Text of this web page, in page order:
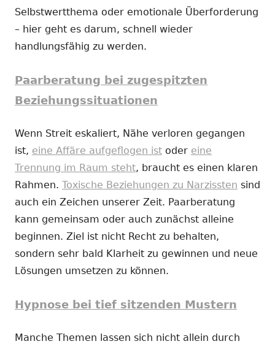
Selbstwertthema oder emotionale Überforderung
– hier geht es darum, schnell wieder
handlungsfähig zu werden.
Paarberatung bei zugespitzten
Beziehungssituationen
Wenn Streit eskaliert, Nähe verloren gegangen
ist, eine Affäre aufgeflogen ist oder eine
Trennung im Raum steht, braucht es einen klaren
Rahmen. Toxische Beziehungen zu Narzissten sind
auch ein Zeichen unserer Zeit. Paarberatung
kann gemeinsam oder auch zunächst alleine
beginnen. Ziel ist nicht Recht zu behalten,
sondern sehr bald Klarheit zu gewinnen und neue
Lösungen umsetzen zu können.
Hypnose bei tief sitzenden Mustern
Manche Themen lassen sich nicht allein durch